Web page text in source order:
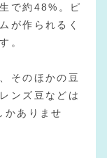
で約48%。ピ
が作られるく
。
そのほかの豆
ンズ豆などは
かありませ